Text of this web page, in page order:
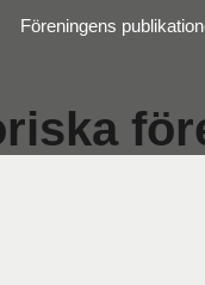
Föreningens